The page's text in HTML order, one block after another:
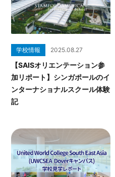
学校情報 2025.08.27
【SAISオリエンテーション参
加リポート】シンガポールのイ
ンターナショナルスクール体験
記